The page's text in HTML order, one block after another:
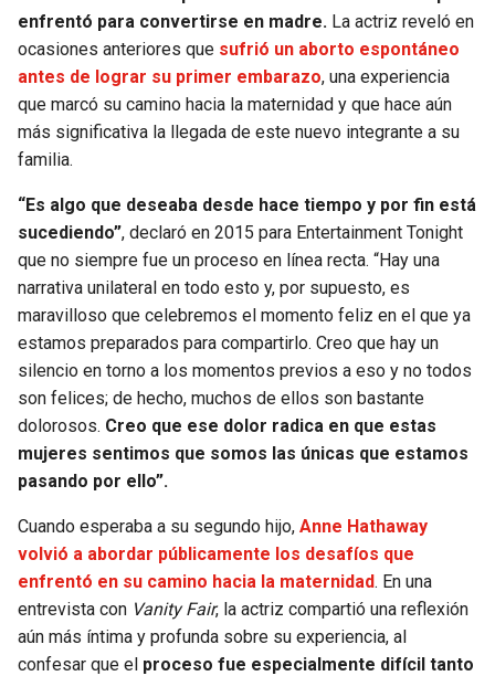
enfrentó para convertirse en madre. La actriz reveló en
ocasiones anteriores que sufrió un aborto espontáneo
antes de lograr su primer embarazo, una experiencia
que marcó su camino hacia la maternidad y que hace aún
más significativa la llegada de este nuevo integrante a su
familia.
“Es algo que deseaba desde hace tiempo y por fin está
sucediendo”, declaró en 2015 para Entertainment Tonight
que no siempre fue un proceso en línea recta. “Hay una
narrativa unilateral en todo esto y, por supuesto, es
maravilloso que celebremos el momento feliz en el que ya
estamos preparados para compartirlo. Creo que hay un
silencio en torno a los momentos previos a eso y no todos
son felices; de hecho, muchos de ellos son bastante
dolorosos. Creo que ese dolor radica en que estas
mujeres sentimos que somos las únicas que estamos
pasando por ello”.
Cuando esperaba a su segundo hijo, Anne Hathaway
volvió a abordar públicamente los desafíos que
enfrentó en su camino hacia la maternidad. En una
entrevista con Vanity Fair, la actriz compartió una reflexión
aún más íntima y profunda sobre su experiencia, al
confesar que el proceso fue especialmente difícil tanto